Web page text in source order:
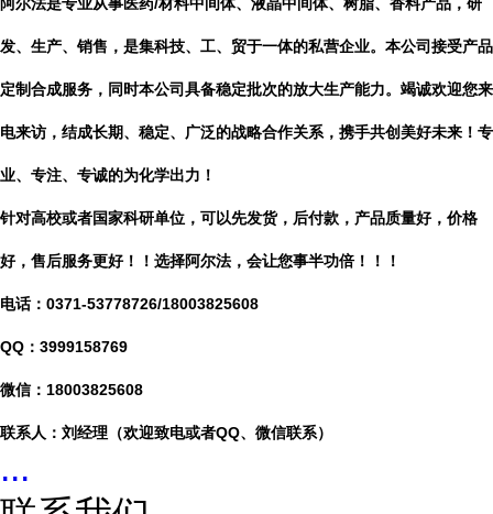
发、生产、销售，是集科技、工、贸于一体的私营企业。本公司接受产品
定制合成服务，同时本公司具备稳定批次的放大生产能力。竭诚欢迎您来
电来访，结成长期、稳定、广泛的战略合作关系，携手共创美好未来！专
业、专注、专诚的为化学出力！
针对高校或者国家科研单位，可以先发货，后付款，产品质量好，价格
好，售后服务更好！！选择阿尔法，会让您事半功倍！！！
电话： 0371-53778726/18003825608
QQ：3999158769
微信： 18003825608
联系人：刘经理（欢迎致电或者QQ、微信联系）
...